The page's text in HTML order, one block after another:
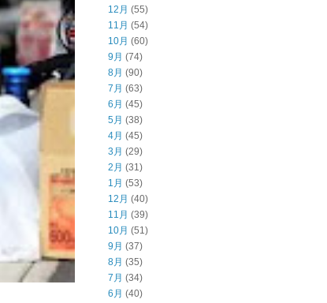
12月 (55)
11月 (54)
10月 (60)
9月 (74)
8月 (90)
7月 (63)
6月 (45)
5月 (38)
4月 (45)
3月 (29)
2月 (31)
1月 (53)
12月 (40)
11月 (39)
10月 (51)
9月 (37)
8月 (35)
7月 (34)
6月 (40)